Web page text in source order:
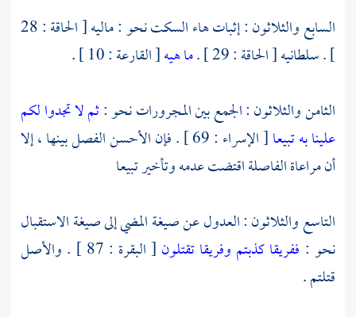
السابع والثلاثون : إثبات هاء السكت نحو : ماليه [ الحاقة : 28
] . سلطانيه [ الحاقة : 29 ] .
ما هيه[ القارعة : 10 ] .
الثامن والثلاثون : الجمع بين المجرورات نحو :ثم لا تجدوا لكم
علينا به تبيعا
[ الإسراء : 69 ] . فإن الأحسن الفصل بينها ، إلا
أن مراعاة الفاصلة اقتضت عدمه وتأخير تبيعا
التاسع والثلاثون : العدول عن صيغة المضي إلى صيغة الاستقبال
نحو : ففريقا كذبتم وفريقا تقتلون
[ البقرة : 87 ] . والأصل
قتلتم .